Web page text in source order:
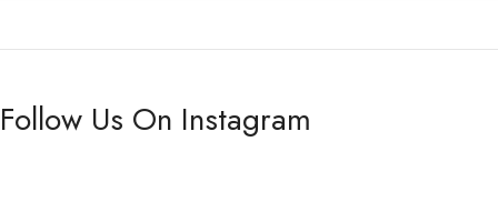
Follow Us On Instagram